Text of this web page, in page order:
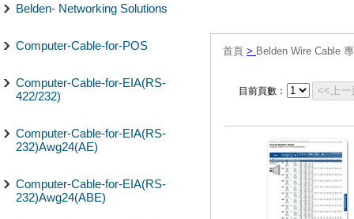
Belden- Networking Solutions
Computer-Cable-for-POS
Computer-Cable-for-EIA(RS-
422/232)
Computer-Cable-for-EIA(RS-
232)Awg24(AE)
Computer-Cable-for-EIA(RS-
232)Awg24(ABE)
首頁 > Belden Wire Cable
目前頁數： <<上一